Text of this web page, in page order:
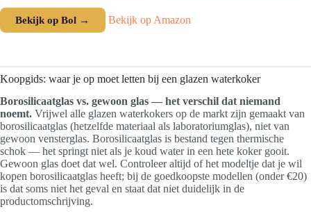
Bekijk op Bol → Bekijk op Amazon
Koopgids: waar je op moet letten bij een glazen waterkoker
Borosilicaatglas vs. gewoon glas — het verschil dat niemand
noemt. Vrijwel alle glazen waterkokers op de markt zijn gemaakt van
borosilicaatglas (hetzelfde materiaal als laboratoriumglas), niet van
gewoon vensterglas. Borosilicaatglas is bestand tegen thermische
schok — het springt niet als je koud water in een hete koker gooit.
Gewoon glas doet dat wel. Controleer altijd of het modeltje dat je wil
kopen borosilicaatglas heeft; bij de goedkoopste modellen (onder €20)
is dat soms niet het geval en staat dat niet duidelijk in de
productomschrijving.